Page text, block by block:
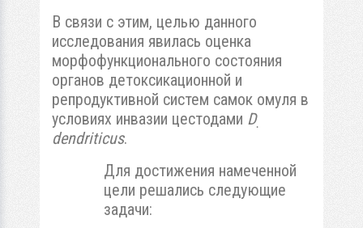
В связи с этим, целью данного
исследования явилась оценка
морфофункционального состояния
органов детоксикационной и
репродуктивной систем самок омуля в
условиях инвазии цестодами D.
dendriticus.
Для достижения намеченной
цели решались следующие
задачи: